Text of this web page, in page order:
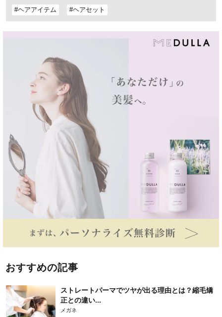
#ヘアアイテム #ヘアセット
おすすめの記事
ストレートパーマでツヤが出る理由とは？縮毛矯
正との違い...
メガネ